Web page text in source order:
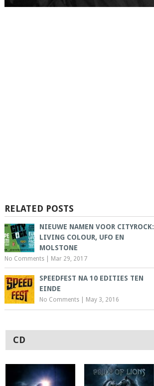
RELATED POSTS
NIEUWE NAMEN VOOR CITYROCK:
LIVING COLOUR, UFO EN
MOLSTONE
No Comments Mar 29, 2017
SPEEDFEST NA 10 EDITIES TEN
EINDE
No Comments May 3, 2016
CD